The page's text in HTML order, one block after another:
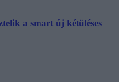
a smart új kétüléses